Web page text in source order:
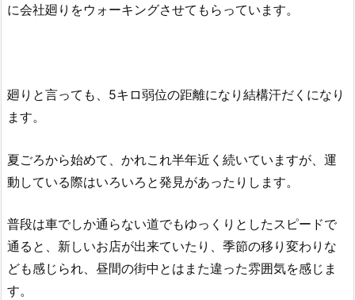
に会社廻りをウォーキングさせてもらっています。
廻りと言っても、5キロ弱位の距離になり結構汗だくになり
ます。
夏ごろから始めて、かれこれ半年近く続いていますが、運
動している際はいろいろと発見があったりします。
普段は車でしか通らない道でもゆっくりとしたスピードで
通ると、新しいお店が出来ていたり、季節の移り変わりな
ども感じられ、昼間の街中とはまた違った雰囲気を感じま
す。